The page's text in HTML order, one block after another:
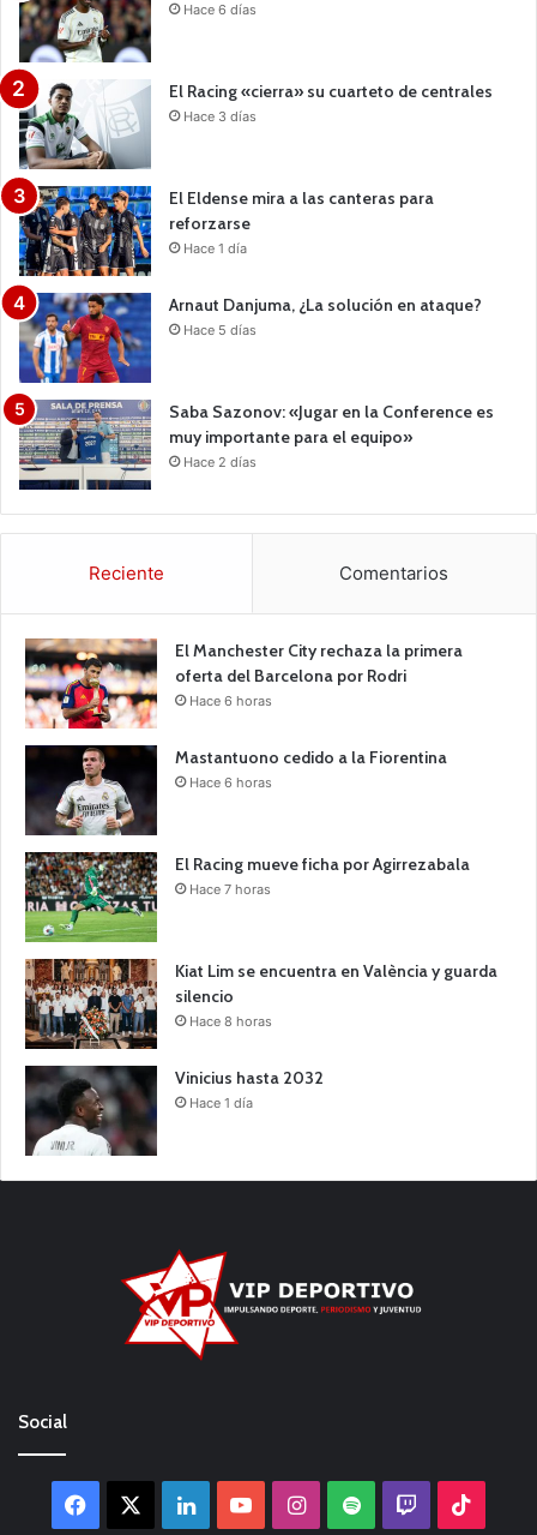
Hace 6 días
El Racing «cierra» su cuarteto de centrales
Hace 3 días
El Eldense mira a las canteras para
reforzarse
Hace 1 día
Arnaut Danjuma, ¿La solución en ataque?
Hace 5 días
Saba Sazonov: «Jugar en la Conference es
muy importante para el equipo»
Hace 2 días
Reciente Comentarios
El Manchester City rechaza la primera
oferta del Barcelona por Rodri
Hace 6 horas
Mastantuono cedido a la Fiorentina
Hace 6 horas
El Racing mueve ficha por Agirrezabala
Hace 7 horas
Kiat Lim se encuentra en València y guarda
silencio
Hace 8 horas
Vinicius hasta 2032
Hace 1 día
Social
Facebook LinkedInYouTubeInstagram
Spotify Twitch